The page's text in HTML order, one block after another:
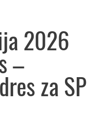
2026
–
za SP